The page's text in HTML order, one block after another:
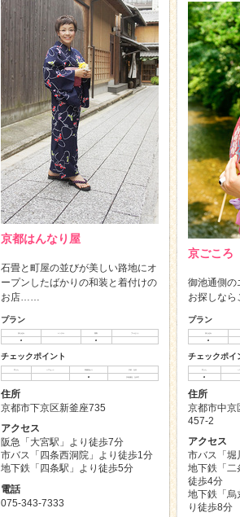
京都はんなり屋
石畳と町屋の並びが美しい路地にオ
ープンしたばかりの和装と着付けの
お店……
プラン
チェックポイント
住所
京都市下京区新釜座735
アクセス
阪急「大宮駅」より徒歩7分
市バス「四条西洞院」より徒歩1分
地下鉄「四条駅」より徒歩5分
電話
075-343-7333
京ごころ
御池通側の
お探しな
プラン
チェックポイ
住所
京都市中京
457-2
アクセス
市バス「堀
地下鉄「二
徒歩4分
地下鉄「烏
り徒歩8分